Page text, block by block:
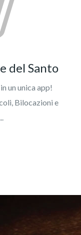
del Santo
un unica app!
Bilocazioni e